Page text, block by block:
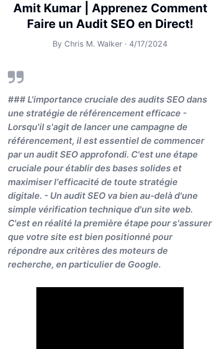
Amit Kumar | Apprenez Comment
Faire un Audit SEO en Direct!
By Chris M. Walker · 4/17/2024
### L'importance cruciale des audits SEO dans
une stratégie de référencement efficace -
Lorsqu'il s'agit de lancer une campagne de
référencement, il est essentiel de commencer
par un audit SEO approfondi. C'est une étape
cruciale pour établir des bases solides et
maximiser l'efficacité de toute stratégie
digitale. - Un audit SEO va bien au-delà d'une
simple vérification technique d'un site web.
C'est en réalité la première étape pour s'assurer
que votre site est bien positionné pour
répondre aux critères des moteurs de
recherche, en particulier de Google.